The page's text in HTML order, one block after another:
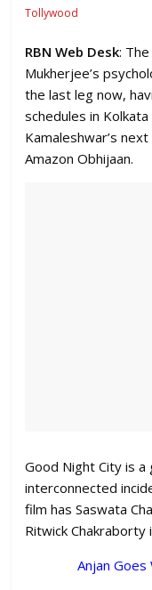
Tollywood
RBN Web Desk:
Mukherjee’s
the last leg now,
schedules in
Kamaleshwar’s
Amazon Obhijaan.
Good Night City is
interconnected
film has Saswata
Ritwick Chakraborty
Anjan Goes